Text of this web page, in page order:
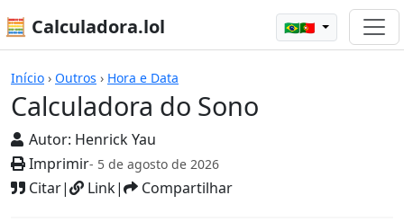
🧮 Calculadora.lol 🇧🇷🇵🇹
Início › Outros › Hora e Data
Calculadora do Sono
Autor: Henrick Yau
Imprimir- 5 de agosto de 2026
Citar| Link| Compartilhar
Calculadoras